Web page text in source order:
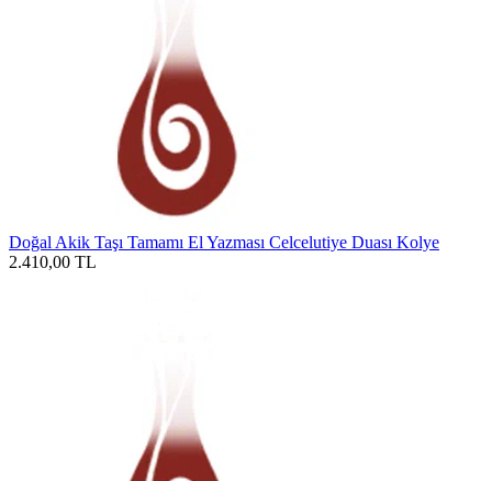
Doğal Akik Taşı Tamamı El Yazması Celcelutiye Duası Kolye
2.410,00 TL